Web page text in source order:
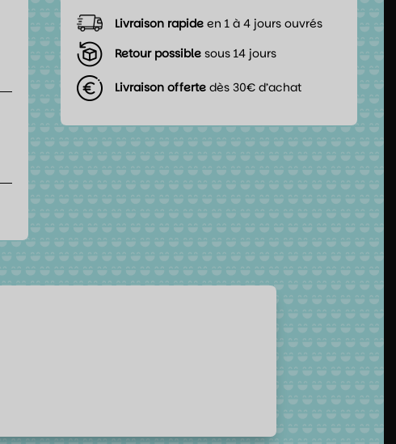
Livraison rapide en 1 à 4 jours ouvrés
Retour possible sous 14 jours
Livraison offerte dès 30€ d’achat